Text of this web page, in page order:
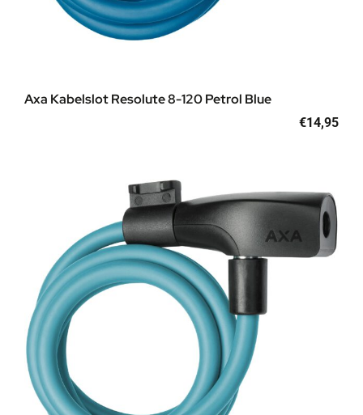
Axa Kabelslot Resolute 8-120 Petrol Blue
€14,95